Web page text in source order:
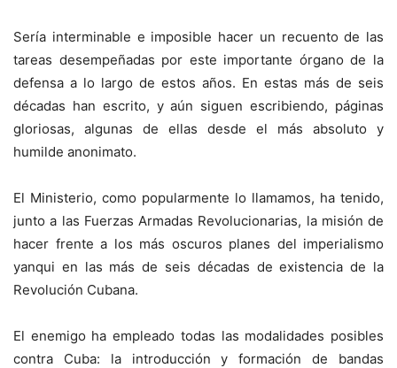
Sería interminable e imposible hacer un recuento de las
tareas desempeñadas por este importante órgano de la
defensa a lo largo de estos años. En estas más de seis
décadas han escrito, y aún siguen escribiendo, páginas
gloriosas, algunas de ellas desde el más absoluto y
humilde anonimato.
El Ministerio, como popularmente lo llamamos, ha tenido,
junto a las Fuerzas Armadas Revolucionarias, la misión de
hacer frente a los más oscuros planes del imperialismo
yanqui en las más de seis décadas de existencia de la
Revolución Cubana.
El enemigo ha empleado todas las modalidades posibles
contra Cuba: la introducción y formación de bandas